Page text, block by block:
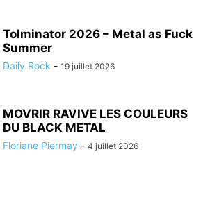
Tolminator 2026 – Metal as Fuck
Summer
Daily Rock - 19 juillet 2026
MOVRIR RAVIVE LES COULEURS
DU BLACK METAL
Floriane Piermay - 4 juillet 2026